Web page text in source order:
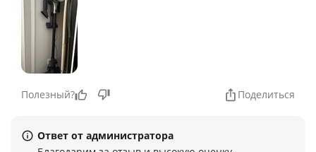
Полезный? Поделиться
Ответ от администратора